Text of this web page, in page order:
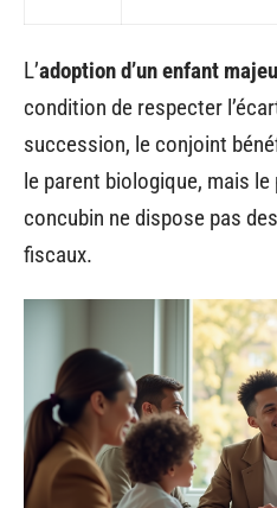
L’adoption d’un enfant
condition de respecter
succession, le conjoint
le parent biologique, mais
concubin ne dispose pas
fiscaux.